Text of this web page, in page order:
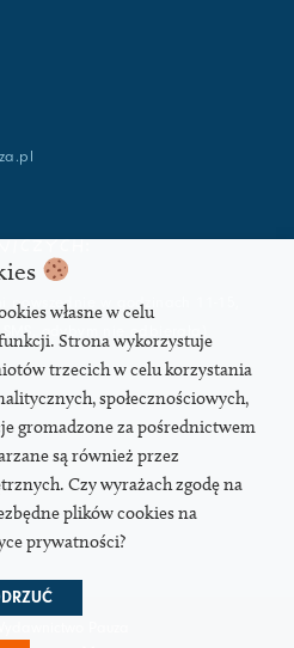
powszednie w godzinach 11-15,
gdybym nie odbierała)
własne w celu
Strona wykorzystuje
trzecich w celu korzystania
społecznościowych,
gromadzone za pośrednictwem
są również przez
Czy wyrażach zgodę na
plików cookies na
prywatności?